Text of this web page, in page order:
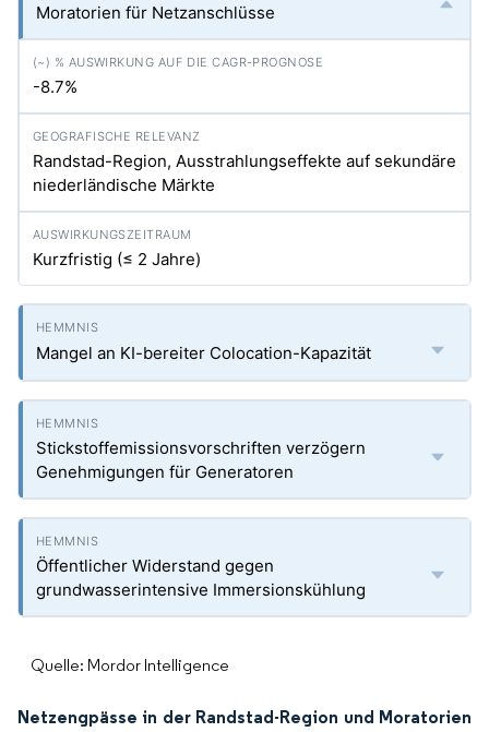
Moratorien für Netzanschlüsse
-8.7%
Randstad-Region, Ausstrahlungseffekte auf sekundäre
niederländische Märkte
Kurzfristig (≤ 2 Jahre)
Mangel an KI-bereiter Colocation-Kapazität
Stickstoffemissionsvorschriften verzögern
Genehmigungen für Generatoren
Öffentlicher Widerstand gegen
grundwasserintensive Immersionskühlung
Quelle: Mordor Intelligence
Netzengpässe in der Randstad-Region und Moratorien